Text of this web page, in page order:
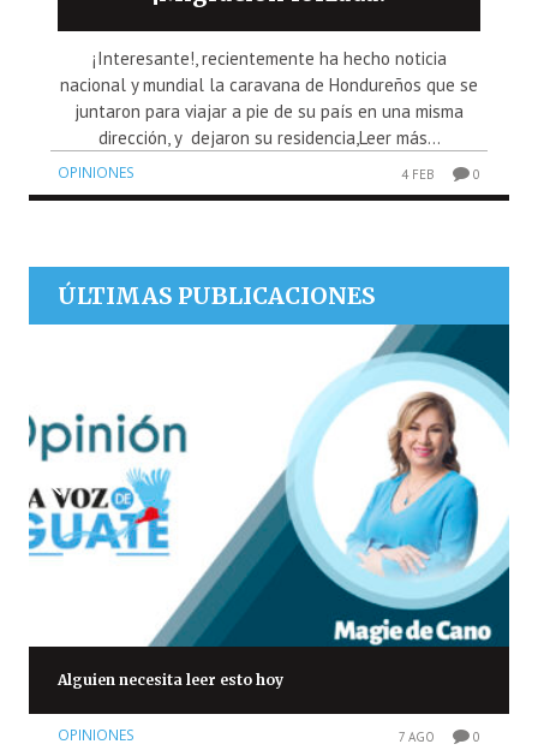
¡Interesante!, recientemente ha hecho noticia
nacional y mundial la caravana de Hondureños que se
juntaron para viajar a pie de su país en una misma
dirección, y dejaron su residencia,Leer más...
OPINIONES 4 FEB 0
ÚLTIMAS PUBLICACIONES
Alguien necesita leer esto hoy
OPINIONES 7 AGO 0